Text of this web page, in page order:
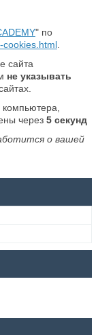
" по
cookies.html.
сайта
не указывать
через 5секунд
о вашей